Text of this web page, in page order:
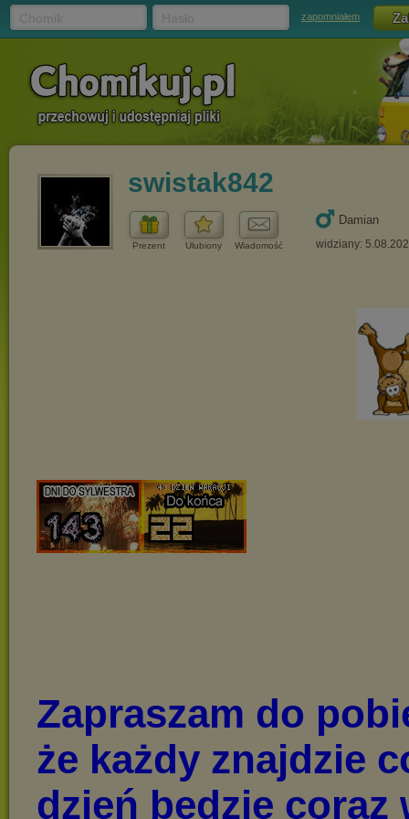
zapomniałem
swistak842
Prezent Ulubiony Wiadomość
Damian
widziany: